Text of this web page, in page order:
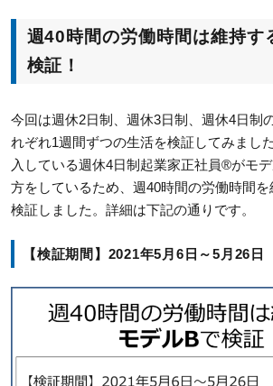
週40時間の労働時間は維持す
検証！
今回は週休2日制、週休3日制、週休4日制
れぞれ1週間ずつの生活を検証してみまし
入している週休4日制起業家正社員®がモ
方をしているため、週40時間の労働時間
検証しました。詳細は下記の通りです。
【検証期間】2021年5月6日～5月26日